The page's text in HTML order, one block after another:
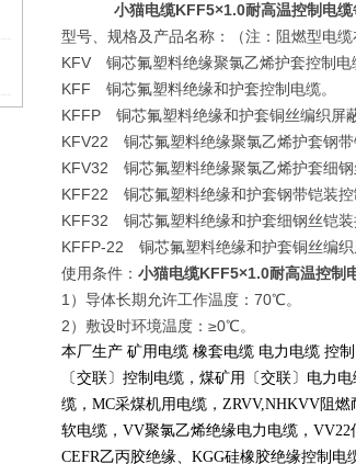
小猫电缆KFF5×1.0耐高温控制电
型号、规格及产品名称：（注：阻燃型电缆
KFV 铜芯氟塑料绝缘聚氯乙烯护套控制电
KFF 铜芯氟塑料绝缘和护套控制电缆。
KFFP 铜芯氟塑料绝缘和护套铜丝编织屏
KFV22 铜芯氟塑料绝缘聚氯乙烯护套钢带
KFV32 铜芯氟塑料绝缘聚氯乙烯护套细钢
KFF22 铜芯氟塑料绝缘和护套钢带铠装控
KFF32 铜芯氟塑料绝缘和护套细钢丝铠装
KFFP-22 铜芯氟塑料绝缘和护套铜丝编织
使用条件： 小猫电缆KFF5×1.0耐高温控制
1）导体长期允许工作温度：70℃。
2）敷设时环境温度：≥0℃。
本厂生产 矿用电缆 橡套电缆 电力电缆 控
〔交联〕控制电缆，煤矿用〔交联〕电力电
缆， MC采煤机用电缆， ZRVV,NHKVV阻燃
软电缆， VV聚氯乙烯绝缘电力电缆， VV22
CEFR乙丙胶绝缘、 KGG硅橡胶绝缘控制电